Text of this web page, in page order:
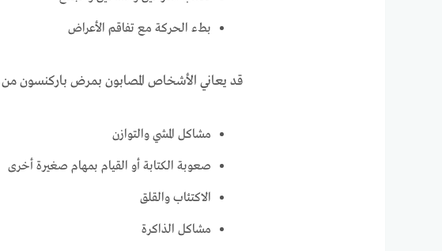
بطء الحركة مع تفاقم الأعراض
قد يعاني الأشخاص المصابون بمرض باركنسون من
مشاكل المشي والتوازن
صعوبة الكتابة أو القيام بمهام صغيرة أخرى
الاكتئاب والقلق
مشاكل الذاكرة